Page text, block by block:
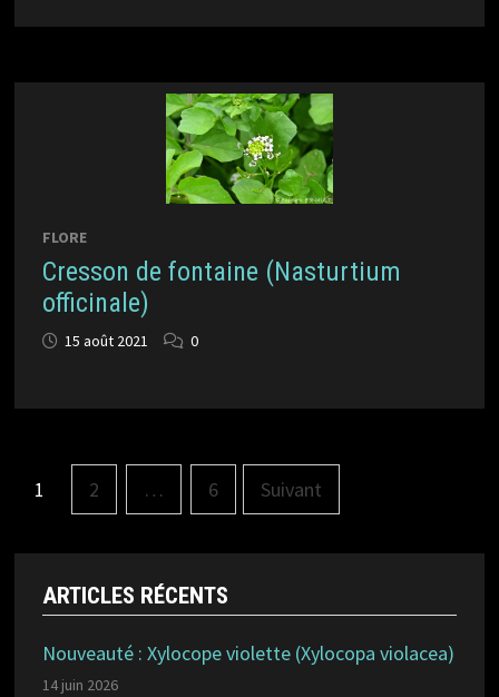
FLORE
Cresson de fontaine (Nasturtium
officinale)
15 août 2021 0
Pagination
1 2 … 6 Suivant
ARTICLES RÉCENTS
Nouveauté : Xylocope violette (Xylocopa violacea)
14 juin 2026